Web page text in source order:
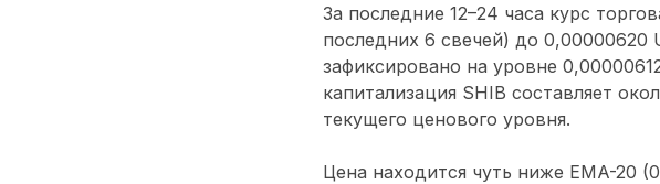
За последние 12–24 часа курс
последних 6 свечей) до 0,00000620
зафиксировано на уровне
капитализация SHIB составляет
текущего ценового уровня.
Цена находится чуть ниже EMA-20